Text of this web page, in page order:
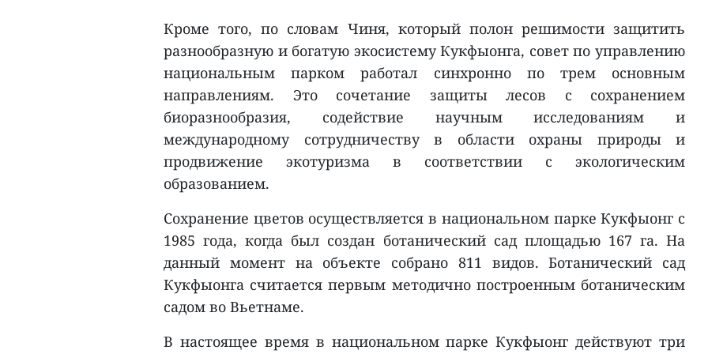
Кроме того, по словам Чиня, который полон решимости защитить
разнообразную и богатую экосистему Кукфыонга, совет по управлению
национальным парком работал синхронно по трем основным
направлениям. Это сочетание защиты лесов с сохранением
биоразнообразия, содействие научным исследованиям и
международному сотрудничеству в области охраны природы и
продвижение экотуризма в соответствии с экологическим
образованием.
Сохранение цветов осуществляется в национальном парке Кукфыонг с
1985 года, когда был создан ботанический сад площадью 167 га. На
данный момент на объекте собрано 811 видов. Ботанический сад
Кукфыонга считается первым методично построенным ботаническим
садом во Вьетнаме.
В настоящее время в национальном парке Кукфыонг действуют три